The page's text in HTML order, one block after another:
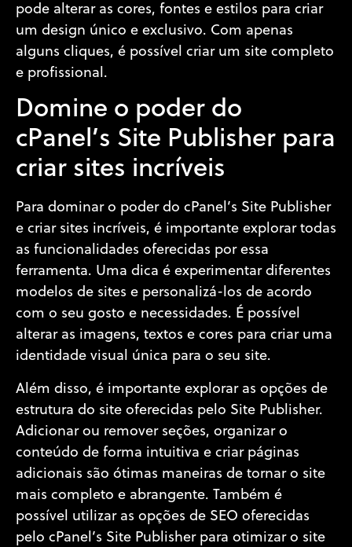
pode alterar as cores, fontes e estilos para criar
um design único e exclusivo. Com apenas
alguns cliques, é possível criar um site completo
e profissional.
Domine o poder do
cPanel’s Site Publisher para
criar sites incríveis
Para dominar o poder do cPanel’s Site Publisher
e criar sites incríveis, é importante explorar todas
as funcionalidades oferecidas por essa
ferramenta. Uma dica é experimentar diferentes
modelos de sites e personalizá-los de acordo
com o seu gosto e necessidades. É possível
alterar as imagens, textos e cores para criar uma
identidade visual única para o seu site.
Além disso, é importante explorar as opções de
estrutura do site oferecidas pelo Site Publisher.
Adicionar ou remover seções, organizar o
conteúdo de forma intuitiva e criar páginas
adicionais são ótimas maneiras de tornar o site
mais completo e abrangente. Também é
possível utilizar as opções de SEO oferecidas
pelo cPanel’s Site Publisher para otimizar o site